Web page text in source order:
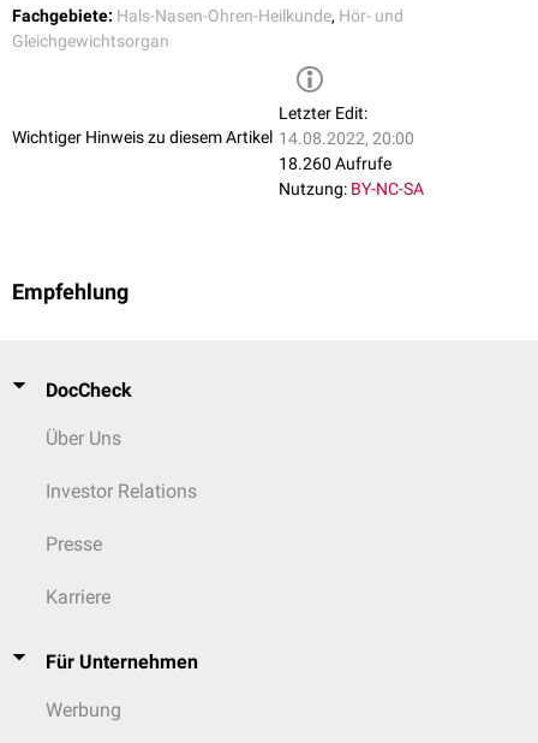
endolymphaticus ein Volumenstrom zum Saccus endolymphaticus
erfolgt.
Fachgebiete: Hals-Nasen-Ohren-Heilkunde, Hör- und
Gleichgewichtsorgan
Wichtiger Hinweis zu diesem Artikel
Letzter Edit:
14.08.2022, 20:00
18.260 Aufrufe
Nutzung: BY-NC-SA
Empfehlung
DocCheck
Über Uns
Investor Relations
Presse
Karriere
Für Unternehmen
Werbung